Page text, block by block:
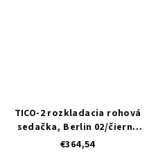
TICO-2 rozkladacia rohová
sedačka, Berlin 02/čierna
eko
€364,54